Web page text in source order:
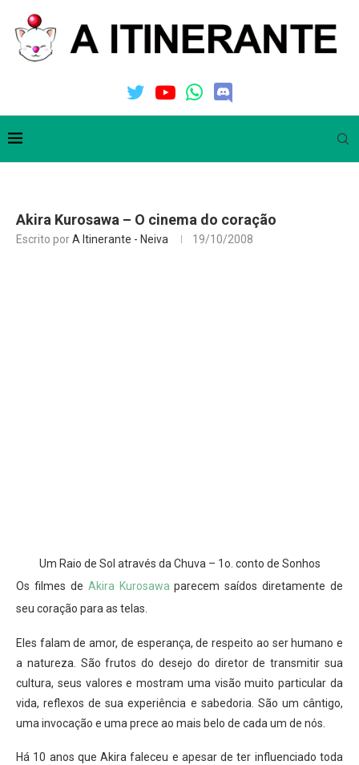
Akira Kurosawa – O cinema do coração
Escrito porA Itinerante - Neiva 19/10/2008
Um Raio de Sol através da Chuva – 1o. conto de Sonhos
Os filmes de Akira Kurosawaparecem saídos diretamente de
seu coração para as telas.
Eles falam de amor, de esperança, de respeito ao ser humano e
a natureza. São frutos do desejo do diretor de transmitir sua
cultura, seus valores e mostram uma visão muito particular da
vida, reflexos de sua experiência e sabedoria. São um cântigo,
uma invocação e uma prece ao mais belo de cada um de nós.
Há 10 anos que Akira faleceu e apesar de ter influenciado toda